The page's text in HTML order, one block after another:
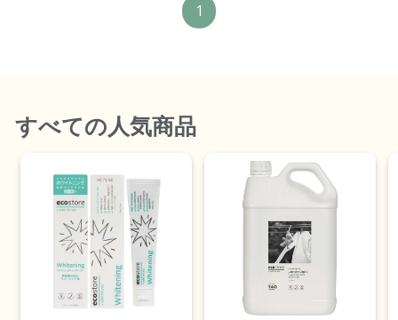
1
すべての人気商品